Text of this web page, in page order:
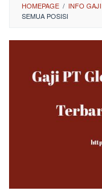
HOMEPAGE / INFO GAJI
SEMUA POSISI